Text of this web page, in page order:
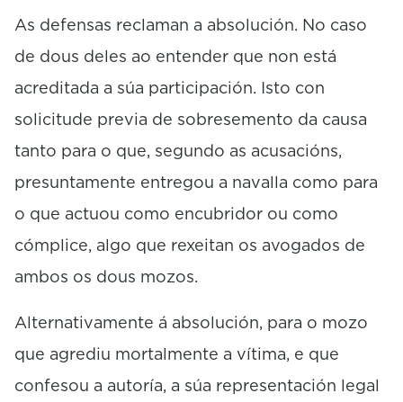
As defensas reclaman a absolución. No caso
de dous deles ao entender que non está
acreditada a súa participación. Isto con
solicitude previa de sobresemento da causa
tanto para o que, segundo as acusacións,
presuntamente entregou a navalla como para
o que actuou como encubridor ou como
cómplice, algo que rexeitan os avogados de
ambos os dous mozos.
Alternativamente á absolución, para o mozo
que agrediu mortalmente a vítima, e que
confesou a autoría, a súa representación legal